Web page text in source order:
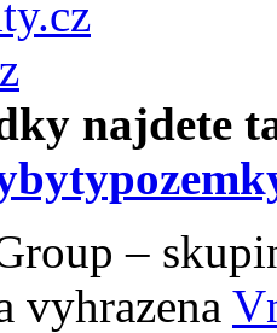
najdete
–
vyhrazena